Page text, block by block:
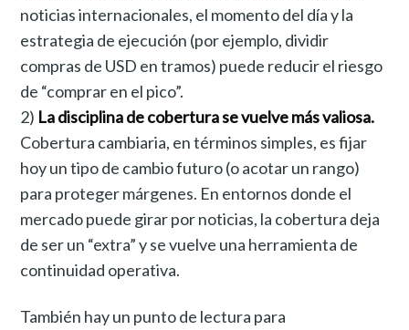
noticias internacionales, el momento del día y la
estrategia de ejecución (por ejemplo, dividir
compras de USD en tramos) puede reducir el riesgo
de “comprar en el pico”.
2) La disciplina de cobertura se vuelve más valiosa.
Cobertura cambiaria, en términos simples, es fijar
hoy un tipo de cambio futuro (o acotar un rango)
para proteger márgenes. En entornos donde el
mercado puede girar por noticias, la cobertura deja
de ser un “extra” y se vuelve una herramienta de
continuidad operativa.
También hay un punto de lectura para